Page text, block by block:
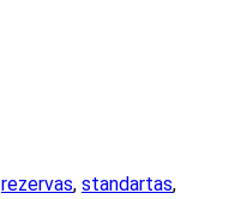
rezervas, standartas,